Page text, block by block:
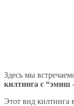
Здесь мы
килтинга с “эмиш
Этот вид килтинга